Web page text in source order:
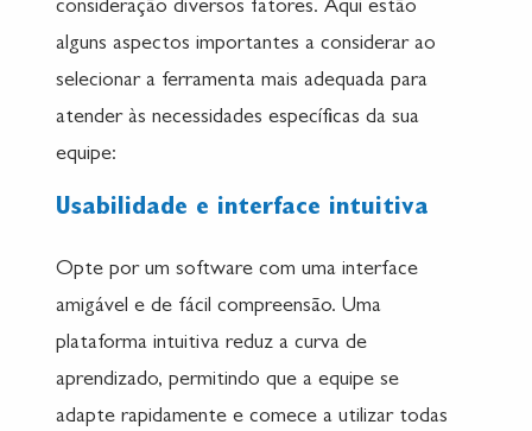
consideração diversos fatores. Aqui estão
alguns aspectos importantes a considerar ao
selecionar a ferramenta mais adequada para
atender às necessidades específicas da sua
equipe:
Usabilidade e interface intuitiva
Opte por um software com uma interface
amigável e de fácil compreensão. Uma
plataforma intuitiva reduz a curva de
aprendizado, permitindo que a equipe se
adapte rapidamente e comece a utilizar todas